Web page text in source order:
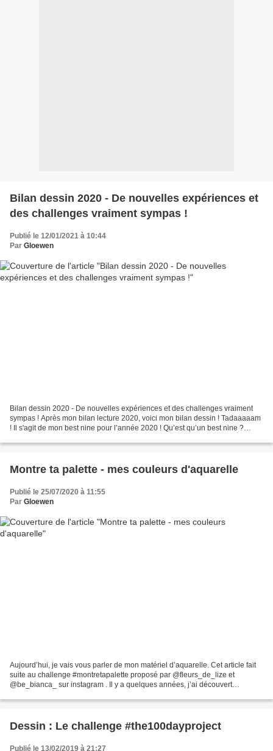
Bilan dessin 2020 - De nouvelles expériences et
des challenges vraiment sympas !
Publié le 12/01/2021 à 10:44
Par Gloewen
Bilan dessin 2020 - De nouvelles expériences et des challenges vraiment
sympas ! Après mon bilan lecture 2020, voici mon bilan dessin ! Tadaaaaam
! Il s'agit de mon best nine pour l’année 2020 ! Qu’est qu’un best nine ?
Montre ta palette - mes couleurs d'aquarelle
Publié le 25/07/2020 à 11:55
Par Gloewen
Aujourd’hui, je vais vous parler de mon matériel d’aquarelle. Cet article fait
suite au challenge #montretapalette proposé par @fleurs_de_lize et
@be_bianca_ sur instagram . Il y a quelques années, j’ai découvert
Dessin : Le challenge #the100dayproject
Publié le 13/02/2019 à 21:27